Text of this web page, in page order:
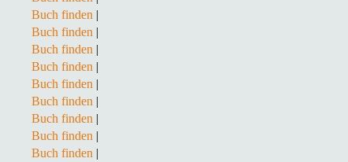
Buch finden |
Buch finden |
Buch finden |
Buch finden |
Buch finden |
Buch finden |
Buch finden |
Buch finden |
Buch finden |